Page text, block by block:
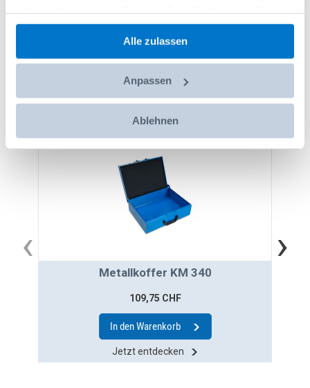
gesammelt haben.
Alle zulassen
Anpassen
Ablehnen
Rezensionen
Dokumente & Downloads
Dazu passend
Metallkoffer KM 340
109,75 CHF
In den Warenkorb
Jetzt entdecken
‹ ›